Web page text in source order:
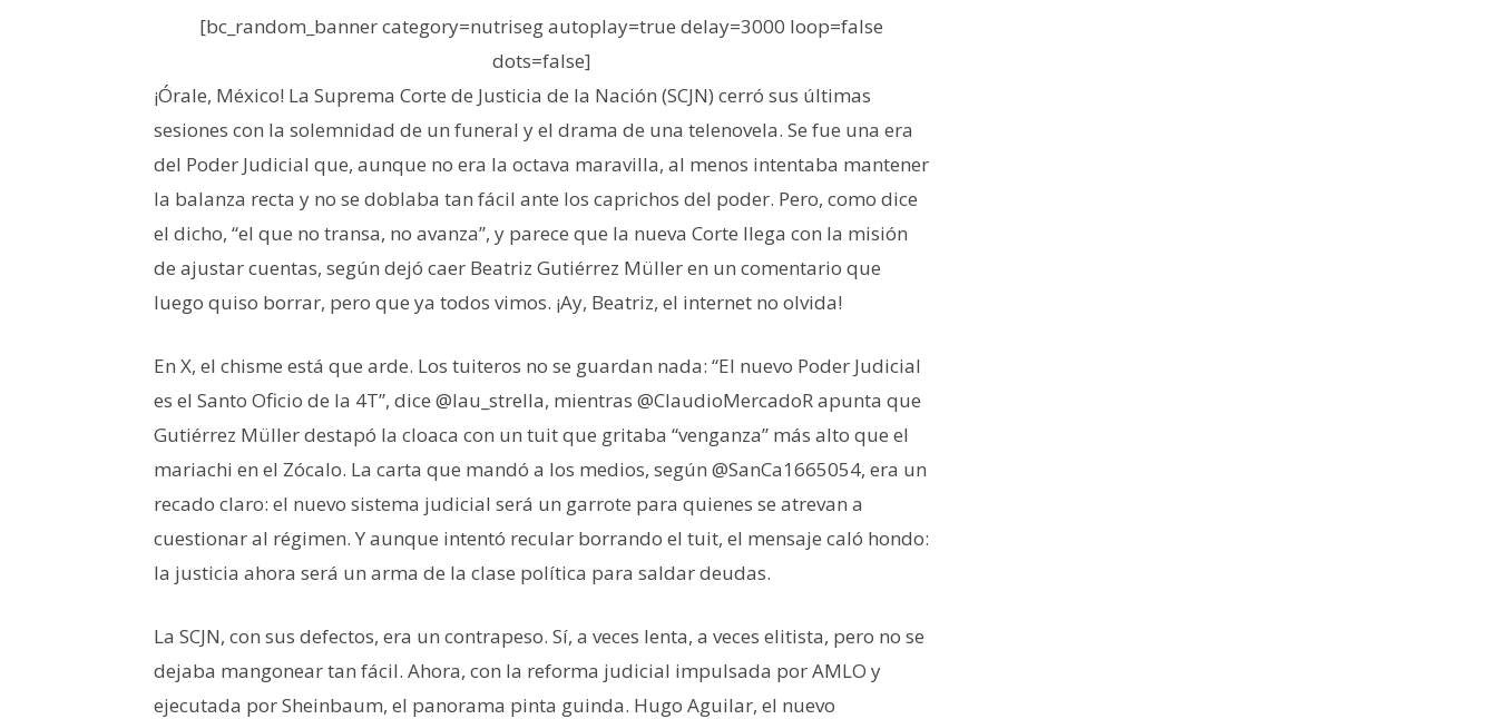
[bc_random_banner category=nutriseg autoplay=true delay=3000 loop=false
dots=false]
¡Órale, México! La Suprema Corte de Justicia de la Nación (SCJN) cerró sus últimas
sesiones con la solemnidad de un funeral y el drama de una telenovela. Se fue una era
del Poder Judicial que, aunque no era la octava maravilla, al menos intentaba mantener
la balanza recta y no se doblaba tan fácil ante los caprichos del poder. Pero, como dice
el dicho, “el que no transa, no avanza”, y parece que la nueva Corte llega con la misión
de ajustar cuentas, según dejó caer Beatriz Gutiérrez Müller en un comentario que
luego quiso borrar, pero que ya todos vimos. ¡Ay, Beatriz, el internet no olvida!
En X, el chisme está que arde. Los tuiteros no se guardan nada: “El nuevo Poder Judicial
es el Santo Oficio de la 4T”, dice @lau_strella, mientras @ClaudioMercadoR apunta que
Gutiérrez Müller destapó la cloaca con un tuit que gritaba “venganza” más alto que el
mariachi en el Zócalo. La carta que mandó a los medios, según @SanCa1665054, era un
recado claro: el nuevo sistema judicial será un garrote para quienes se atrevan a
cuestionar al régimen. Y aunque intentó recular borrando el tuit, el mensaje caló hondo:
la justicia ahora será un arma de la clase política para saldar deudas.
La SCJN, con sus defectos, era un contrapeso. Sí, a veces lenta, a veces elitista, pero no se
dejaba mangonear tan fácil. Ahora, con la reforma judicial impulsada por AMLO y
ejecutada por Sheinbaum, el panorama pinta guinda. Hugo Aguilar, el nuevo